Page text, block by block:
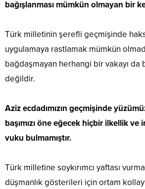
bağışlanması mümkün olmayan bir
Türk milletinin şerefli geçmişinde
uygulamaya rastlamak mümkün
bağdaşmayan herhangi bir vakayı da
değildir.
Aziz ecdadımızın geçmişinde
başımızı öne eğecek hiçbir ilkellik ve
vuku bulmamıştır.
Türk milletine soykırımcı yaftası
düşmanlık gösterileri için ortam